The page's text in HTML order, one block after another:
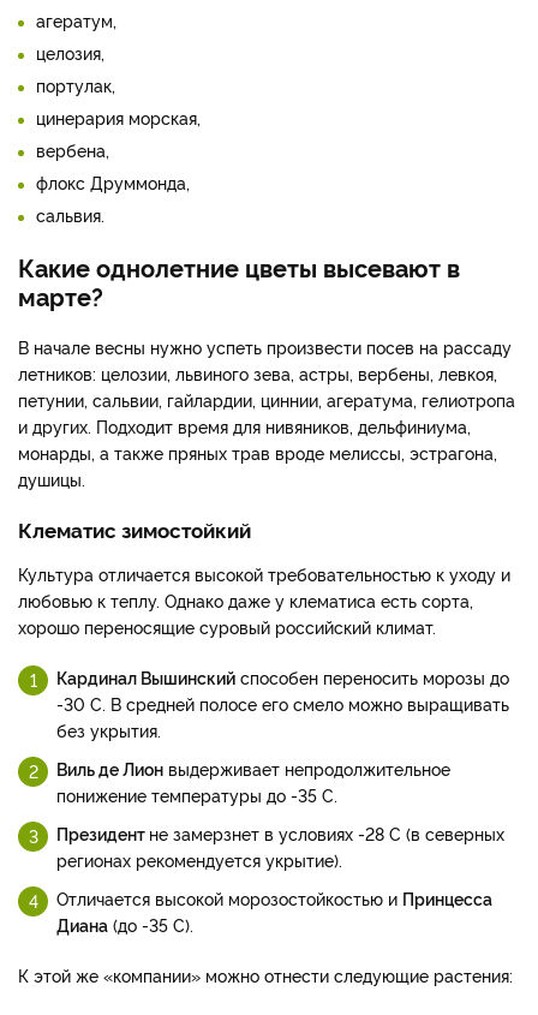
агератум,
целозия,
портулак,
цинерария морская,
вербена,
флокс Друммонда,
сальвия.
Какие однолетние цветы высевают в
марте?
В начале весны нужно успеть произвести посев на рассаду
летников: целозии, львиного зева, астры, вербены, левкоя,
петунии, сальвии, гайлардии, циннии, агератума, гелиотропа
и других. Подходит время для нивяников, дельфиниума,
монарды, а также пряных трав вроде мелиссы, эстрагона,
душицы.
Клематис зимостойкий
Культура отличается высокой требовательностью к уходу и
любовью к теплу. Однако даже у клематиса есть сорта,
хорошо переносящие суровый российский климат.
Кардинал Вышинский способен переносить морозы до
-30 С. В средней полосе его смело можно выращивать
без укрытия.
Виль де Лион выдерживает непродолжительное
понижение температуры до -35 С.
Президент не замерзнет в условиях -28 С (в северных
регионах рекомендуется укрытие).
Отличается высокой морозостойкостью и Принцесса
Диана (до -35 С).
К этой же «компании» можно отнести следующие растения: